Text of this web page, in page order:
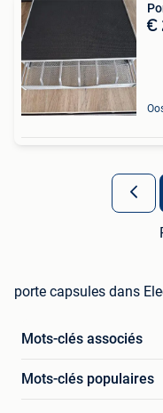
€
porte capsules dans
Mots-clés associés
Mots-clés populaires